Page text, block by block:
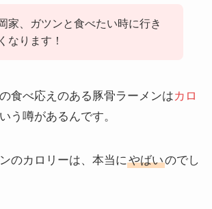
家、ガツンと食べたい時に行き
なります！
食べ応えのある豚骨ラーメンはカロ
う噂があるんです。
のカロリーは、本当にやばいのでし